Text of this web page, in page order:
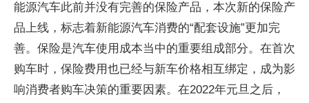
能源汽车此前并没有完善的保险产品，本次新的保险产
品上线，标志着新能源汽车消费的“配套设施”更加完
善。保险是汽车使用成本当中的重要组成部分。在首次
购车时，保险费用也已经与新车价格相互绑定，成为影
响消费者购车决策的重要因素。在2022年元旦之后，